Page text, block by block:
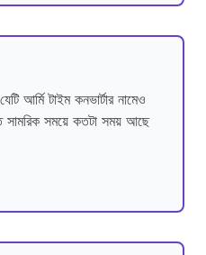
আর্মি টাইম কনভার্টার নামেও
সামরিক সময়ে কতটা সময় আছে